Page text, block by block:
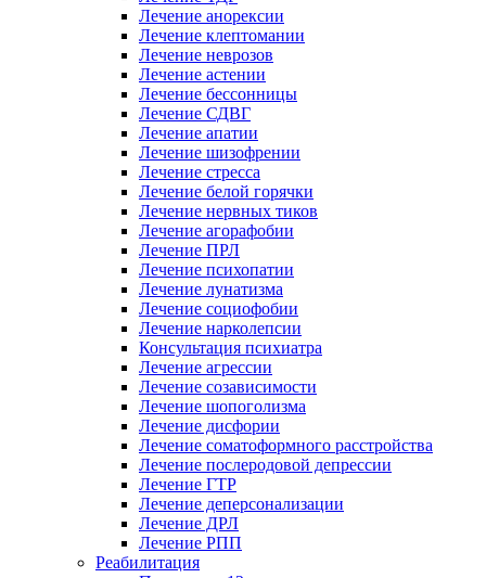
Лечение анорексии
Лечение клептомании
Лечение неврозов
Лечение астении
Лечение бессонницы
Лечение СДВГ
Лечение апатии
Лечение шизофрении
Лечение стресса
Лечение белой горячки
Лечение нервных тиков
Лечение агорафобии
Лечение ПРЛ
Лечение психопатии
Лечение лунатизма
Лечение социофобии
Лечение нарколепсии
Консультация психиатра
Лечение агрессии
Лечение созависимости
Лечение шопоголизма
Лечение дисфории
Лечение соматоформного расстройства
Лечение послеродовой депрессии
Лечение ГТР
Лечение деперсонализации
Лечение ДРЛ
Лечение РПП
Реабилитация